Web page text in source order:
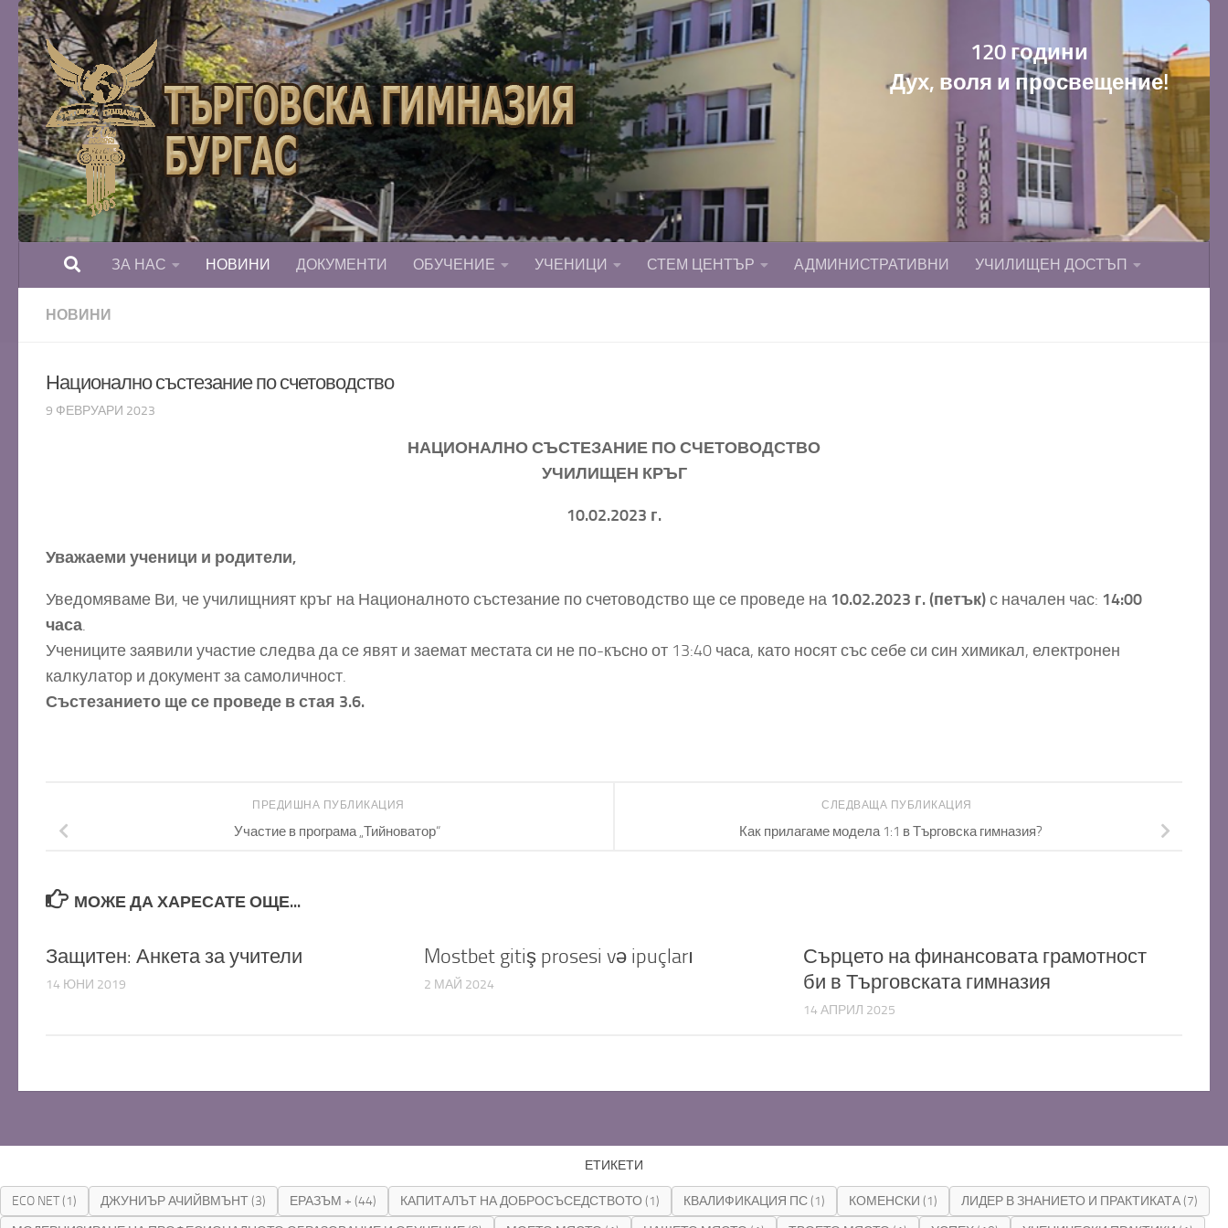
Към съдържанието
120 години
Дух, воля и просвещение!
ЗА НАС НОВИНИ ДОКУМЕНТИ ОБУЧЕНИЕ УЧЕНИЦИ СТЕМ ЦЕНТЪР АДМИНИСТРАТИВНИ УЧИЛИЩЕН ДОСТЪП
НОВИНИ
Национално състезание по счетоводство
9 ФЕВРУАРИ 2023
НАЦИОНАЛНО СЪСТЕЗАНИЕ ПО СЧЕТОВОДСТВО
УЧИЛИЩЕН КРЪГ
10.02.2023 г.
Уважаеми ученици и родители,
Уведомяваме Ви, че училищният кръг на Националното състезание по счетоводство ще се проведе на 10.02.2023 г. (петък)с начален час: 14:00
часа.
Учениците заявили участие следва да се явят и заемат местата си не по-късно от 13:40 часа, като носят със себе си син химикал, електронен
калкулатор и документ за самоличност.
Състезанието ще се проведе в стая 3.6.
СЛЕДВАЩА ПУБЛИКАЦИЯ
Как прилагаме модела 1:1 в Търговска гимназия?
ПРЕДИШНА ПУБЛИКАЦИЯ
Участие в програма „Тийноватор“
МОЖЕ ДА ХАРЕСАТЕ ОЩЕ...
Защитен: Анкета за учители
14 ЮНИ 2019
Mostbet gitiş prosesi və ipuçları
2 МАЙ 2024
Сърцето на финансовата грамотност
би в Търговската гимназия
14 АПРИЛ 2025
ЕТИКЕТИ
ECO NET(1) ДЖУНИЪР АЧИЙВМЪНТ(3) ЕРАЗЪМ + (44) КАПИТАЛЪТ НА ДОБРОСЪСЕДСТВОТО (1) КВАЛИФИКАЦИЯ ПС(1) КОМЕНСКИ (1) ЛИДЕР В ЗНАНИЕТО И ПРАКТИКАТА(7)